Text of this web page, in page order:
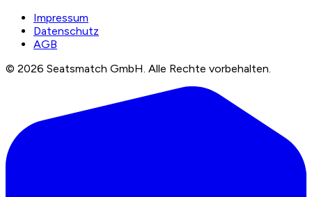
Impressum
Datenschutz
AGB
© 2026 Seatsmatch GmbH. Alle Rechte vorbehalten.